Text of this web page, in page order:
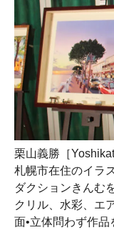
栗山義勝［
札幌市在住のイラ
ダクションきんむ
クリル、水彩、エ
面•立体問わず作